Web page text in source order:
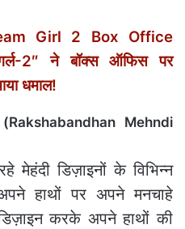
Girl 2 Box Office
2″ ने बॉक्स ऑफिस पर
धमाल!
(Rakshabandhan Mehndi
मेहंदी डिज़ाइनों के विभिन्न
हाथों पर अपने मनचाहे
करके अपने हाथों की